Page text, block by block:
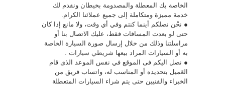
الخاصة بك المعطلة والمصدومة بخيطان ونقدم لك
خدمة مميزة ومتكاملة إلى جميع عملائنا الكرام.
● نحْن نصلكم أينما كنتم وفي أي وقت، ولا مانع إذا كان
حتى لو بعدت المسافات فقط، عليك الاتصال بنا أو
مراسلتنا وذلك من خلال إرسال صورة السيارة الخاصة
به أو السيارات المراد بيعها شريطي سيارات
● نصل اليكم فى الموقع في نفس الموعد الذى قام
العَميل بتحديده أو المناسب له، واتساب فريق من
الخبراء والفنيين حتى يتم شراء السيارات المتعطلة